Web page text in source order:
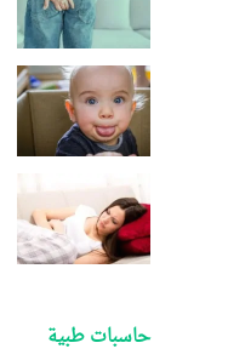
حاسبات طبية